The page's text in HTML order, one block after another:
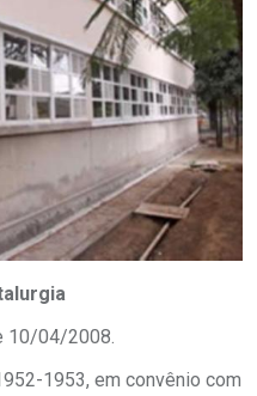
10/04/2008.
1953, em convênio com